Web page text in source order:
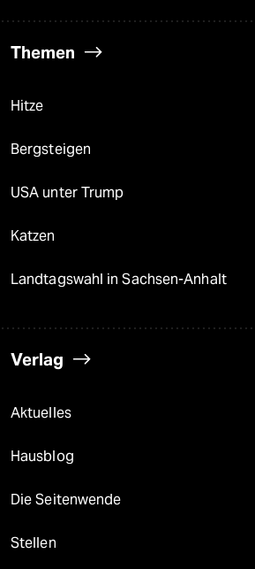
Themen
Hitze
Bergsteigen
USA unter Trump
Katzen
Landtagswahl in Sachsen-Anhalt
Verlag
Aktuelles
Hausblog
Die Seitenwende
Stellen